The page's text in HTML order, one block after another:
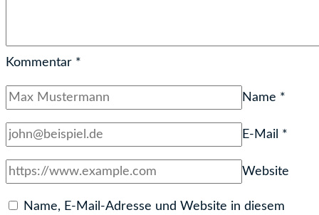
Kommentar *
Name *
E-Mail *
Website
Name, E-Mail-Adresse und Website in diesem